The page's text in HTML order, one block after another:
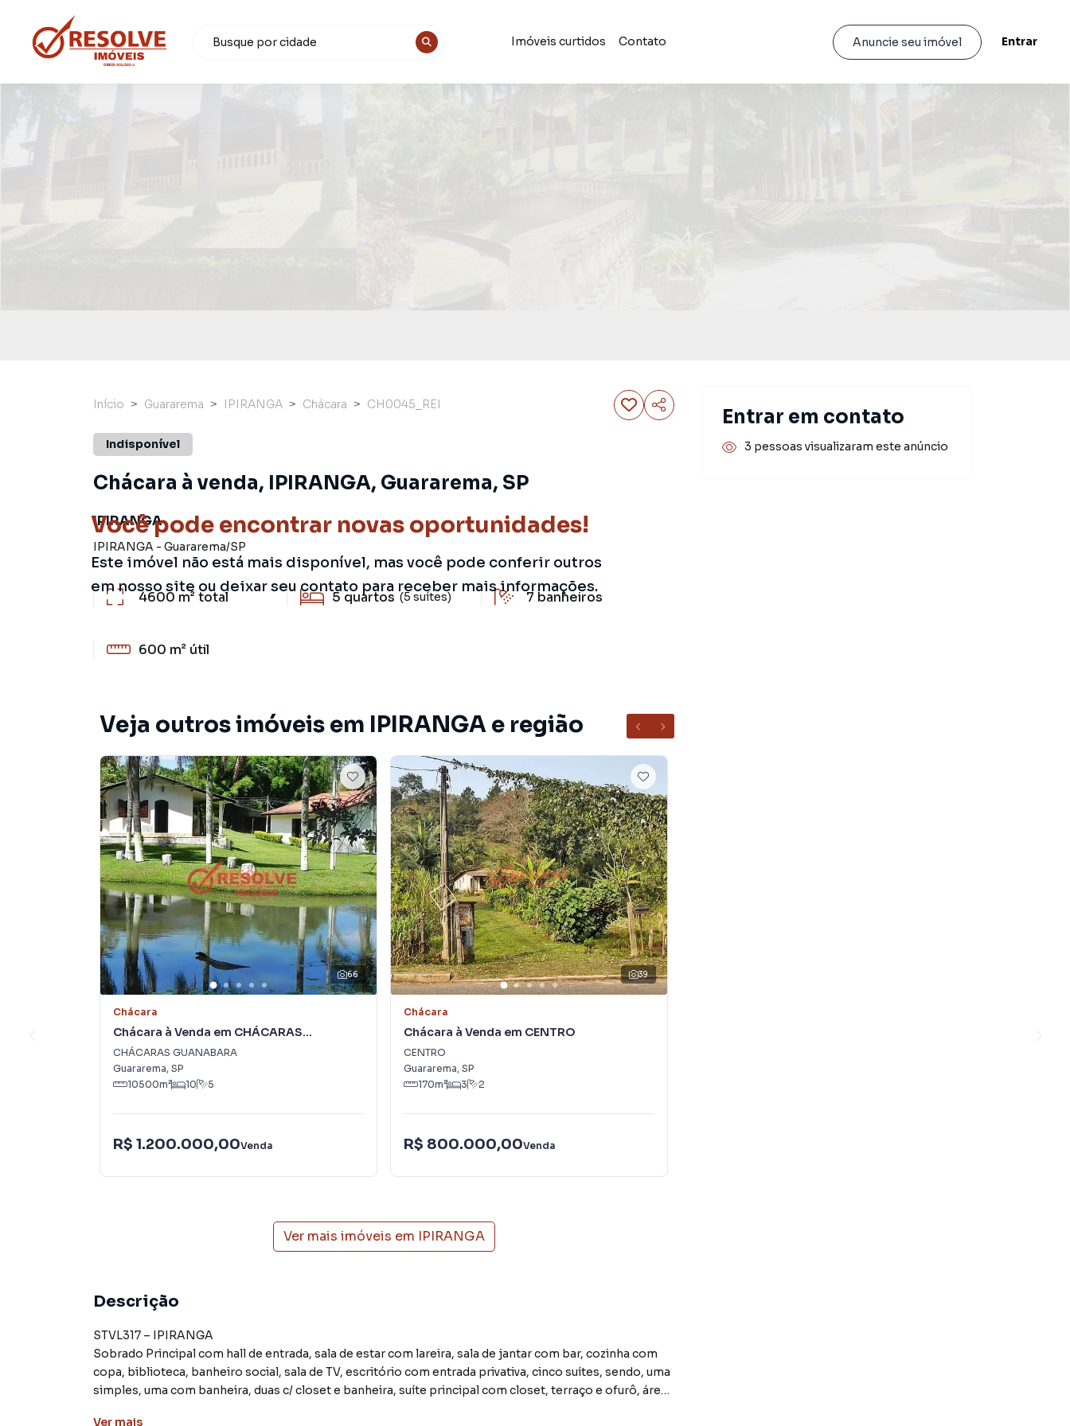
Imóveis curtidos Contato Anuncie seu imóvel Entrar
Você pode encontrar novas oportunidades!
Este imóvel não está mais disponível, mas você pode conferir outros
em nosso site ou deixar seu contato para receber mais informações.
Início Guararema IPIRANGA Chácara CH0045_REI
Indisponível
Chácara à venda, IPIRANGA, Guararema, SP
IPIRANGA
IPIRANGA - Guararema/SP
4600 m²total 5 quartos (5 suítes) 7 banheiros
600 m² útil
Veja outros imóveis em IPIRANGA e região
66
Chácara
Chácara à Venda em CHÁCARAS
GUANABARA
CHÁCARAS GUANABARA
Guararema, SP
10500m² 10 5
R$ 1.200.000,00Venda
39
Chácara
Chácara à Venda em CENTRO
CENTRO
Guararema, SP
170m² 3 2
R$ 800.000,00Venda
Chácara à
Ver mais imóveis em IPIRANGA
Descrição
STVL317 – IPIRANGA
Sobrado Principal com hall de entrada, sala de estar com lareira, sala de jantar com bar, cozinha com
copa, biblioteca, banheiro social, sala de TV, escritório com entrada privativa, cinco suítes, sendo, uma
simples, uma com banheira, duas c/ closet e banheira, suíte principal com closet, terraço e ofurô, área
Ver mais
Entrar em contato
3 pessoas visualizaram este anúncio